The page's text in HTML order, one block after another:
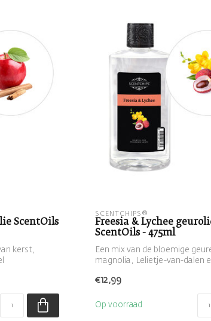
ScentOils
kerst,
SCENTCHIPS®
Freesia & Lychee
ScentOils - 475ml
Een mix van de bloemige
magnolia, Lelietje-van-dalen
€12,99
Op voorraad